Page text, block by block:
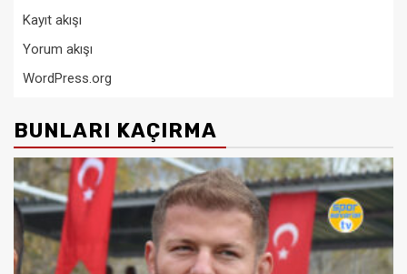
Kayıt akışı
Yorum akışı
WordPress.org
BUNLARI KAÇIRMA